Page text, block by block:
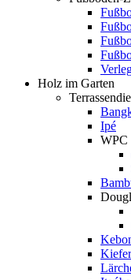
Holz im Garten
Ipé
WPC
Kiefer